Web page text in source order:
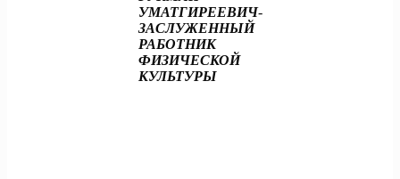
УМАТГИРЕЕВИЧ-
ЗАСЛУЖЕННЫЙ
РАБОТНИК
ФИЗИЧЕСКОЙ
КУЛЬТУРЫ